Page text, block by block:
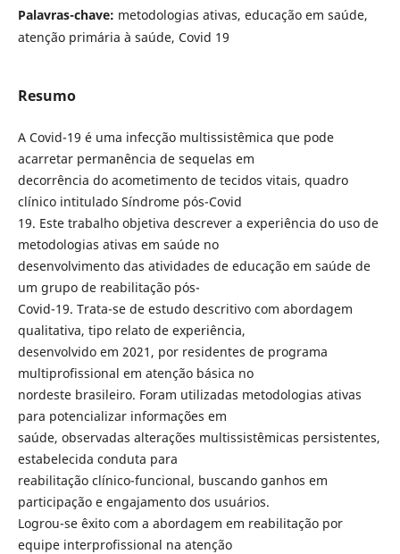
Palavras-chave: metodologias ativas, educação em saúde,
atenção primária à saúde, Covid 19
Resumo
A Covid-19 é uma infecção multissistêmica que pode
acarretar permanência de sequelas em
decorrência do acometimento de tecidos vitais, quadro
clínico intitulado Síndrome pós-Covid
19. Este trabalho objetiva descrever a experiência do uso de
metodologias ativas em saúde no
desenvolvimento das atividades de educação em saúde de
um grupo de reabilitação pós-
Covid-19. Trata-se de estudo descritivo com abordagem
qualitativa, tipo relato de experiência,
desenvolvido em 2021, por residentes de programa
multiprofissional em atenção básica no
nordeste brasileiro. Foram utilizadas metodologias ativas
para potencializar informações em
saúde, observadas alterações multissistêmicas persistentes,
estabelecida conduta para
reabilitação clínico-funcional, buscando ganhos em
participação e engajamento dos usuários.
Logrou-se êxito com a abordagem em reabilitação por
equipe interprofissional na atenção